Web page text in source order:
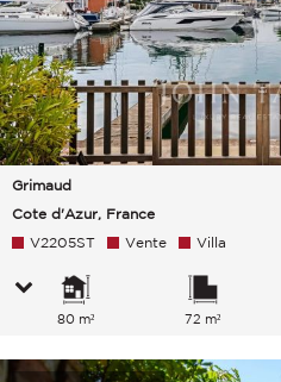
Grimaud
Cote d'Azur, France
V2205ST Vente Villa
80 m² 72 m²